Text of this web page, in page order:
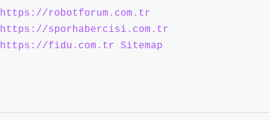
https://robotforum.com.tr
https://sporhabercisi.com.tr
https://fidu.com.tr
Sitemap